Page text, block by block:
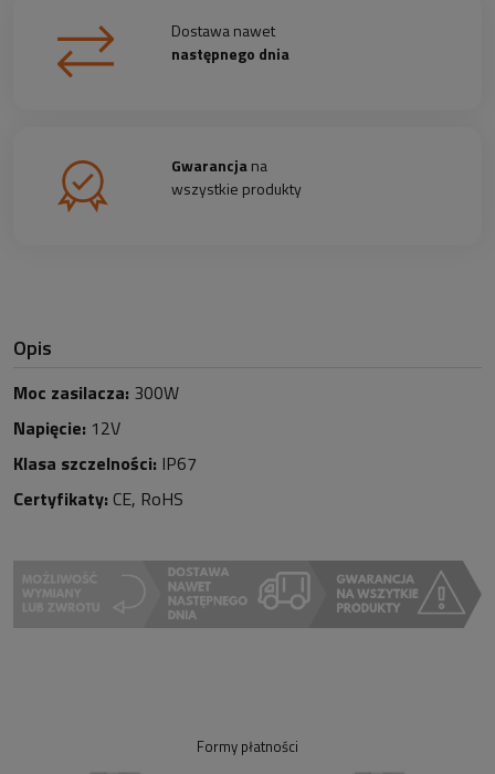
Dostawa nawet
następnego dnia
Gwarancjana
wszystkie produkty
Opis
Moc zasilacza: 300W
Napięcie: 12V
Klasa szczelności: IP67
Certyfikaty: CE, RoHS
Formy płatności